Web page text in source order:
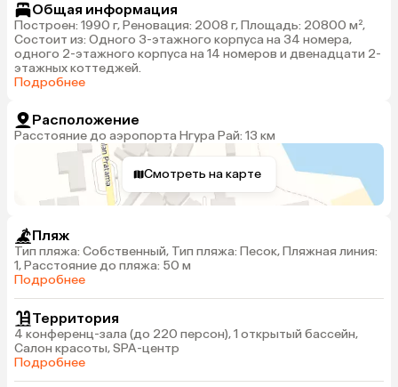
Общая информация
Построен: 1990 г, Реновация: 2008 г, Площадь: 20800 м²,
Состоит из: Одного 3-этажного корпуса на 34 номера,
одного 2-этажного корпуса на 14 номеров и двенадцати 2-
этажных коттеджей.
Подробнее
Расположение
Расстояние до аэропорта Нгура Рай: 13 км
Смотреть на карте
Пляж
Тип пляжа: Собственный, Тип пляжа: Песок, Пляжная линия:
1, Расстояние до пляжа: 50 м
Подробнее
Территория
4 конференц-зала (до 220 персон), 1 открытый бассейн,
Салон красоты, SPA-центр
Подробнее